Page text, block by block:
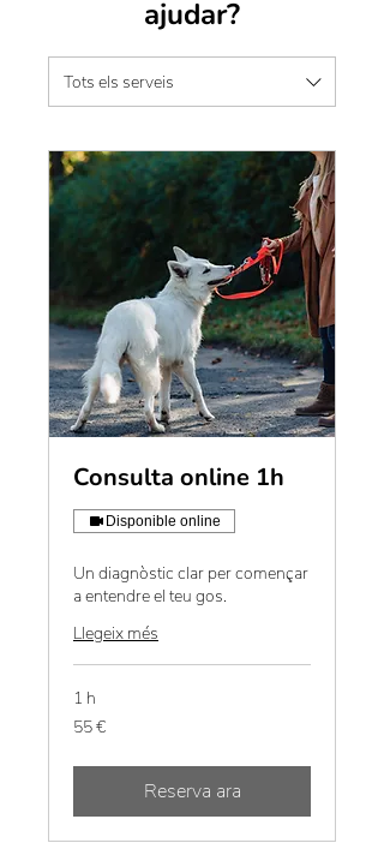
ajudar?
Tots els serveis
Consulta online 1h
Disponible online
Un diagnòstic clar per començar
a entendre el teu gos.
Llegeix més
1 h
55
euros
55 €
Reserva ara